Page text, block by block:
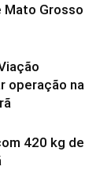
Mato Grosso
operação na
420 kg de